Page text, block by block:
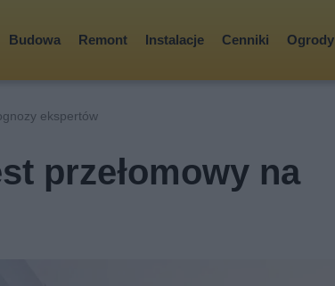
Budowa Remont Instalacje Cenniki Ogrody
ekspertów
przełomowy na